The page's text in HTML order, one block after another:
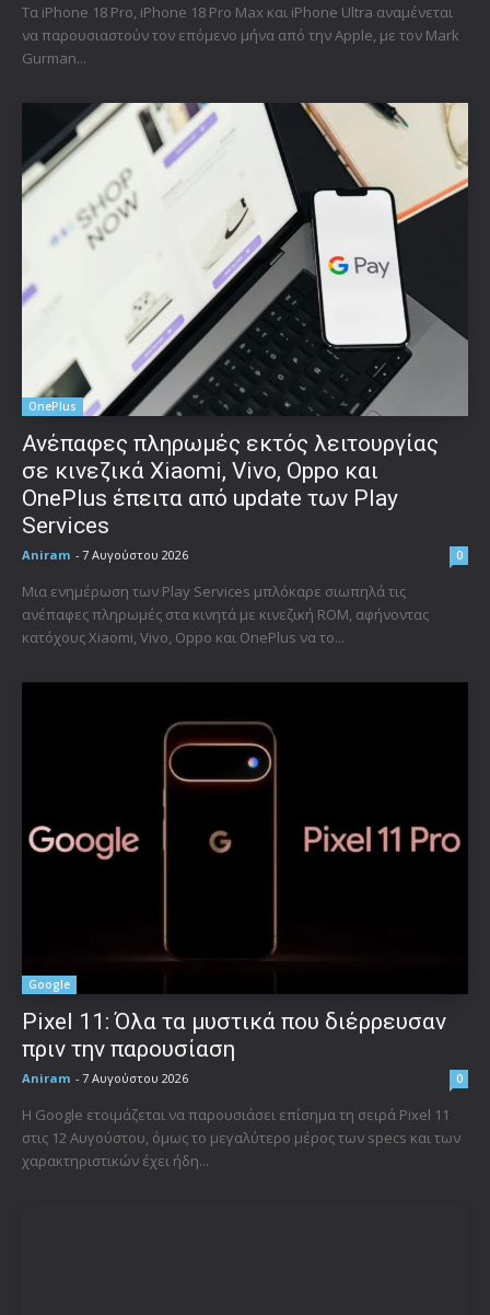
Τα iPhone 18 Pro, iPhone 18 Pro Max και iPhone Ultra αναμένεται
να παρουσιαστούν τον επόμενο μήνα από την Apple, με τον Mark
Gurman...
OnePlus
Ανέπαφες πληρωμές εκτός λειτουργίας
σε κινεζικά Xiaomi, Vivo, Oppo και
OnePlus έπειτα από update των Play
Services
Aniram - 7 Αυγούστου 2026 0
Μια ενημέρωση των Play Services μπλόκαρε σιωπηλά τις
ανέπαφες πληρωμές στα κινητά με κινεζική ROM, αφήνοντας
κατόχους Xiaomi, Vivo, Oppo και OnePlus να το...
Google
Pixel 11: Όλα τα μυστικά που διέρρευσαν
πριν την παρουσίαση
Aniram - 7 Αυγούστου 2026 0
Η Google ετοιμάζεται να παρουσιάσει επίσημα τη σειρά Pixel 11
στις 12 Αυγούστου, όμως το μεγαλύτερο μέρος των specs και των
χαρακτηριστικών έχει ήδη...